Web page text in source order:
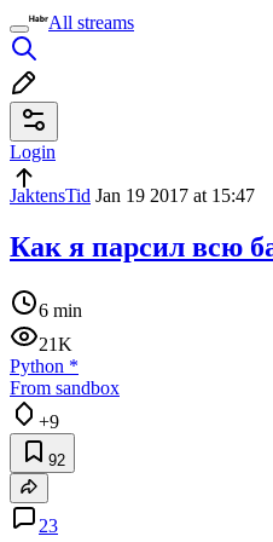
All streams
Login
JaktensTid Jan 19 2017 at 15:47
Как я парсил всю
6 min
21K
Python *
From sandbox
+9
92
23